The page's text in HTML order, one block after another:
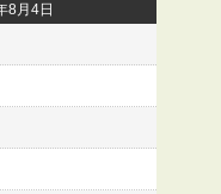
8月4日